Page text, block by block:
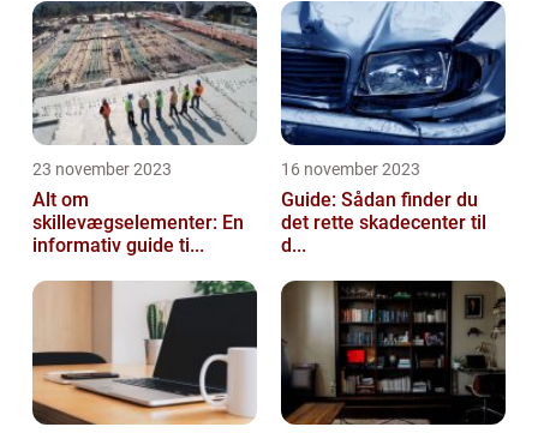
23 november 2023
Alt om
skillevægselementer: En
informativ guide ti...
16 november 2023
Guide: Sådan finder du
det rette skadecenter til
d...